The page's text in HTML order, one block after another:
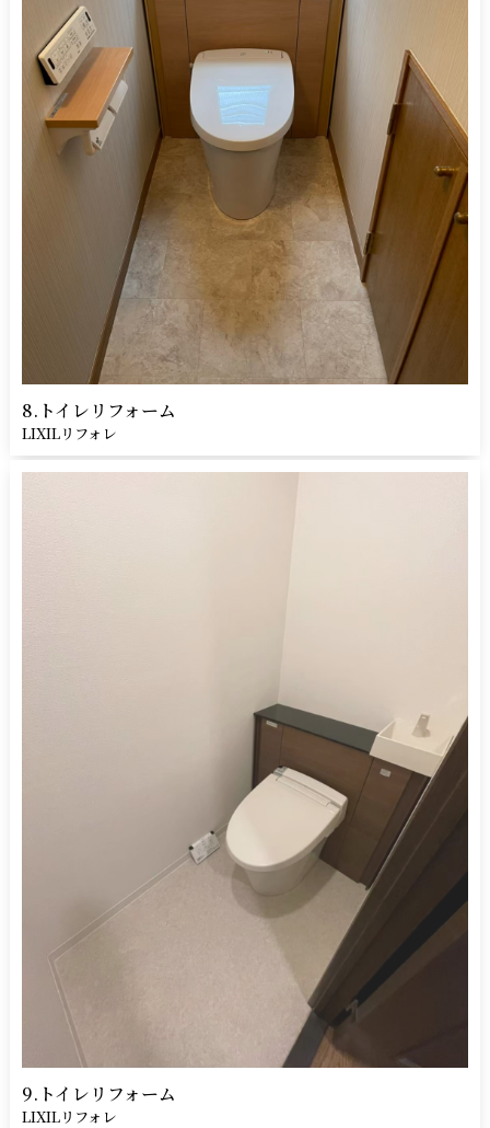
8.トイレリフォーム
LIXILリフォレ
9.トイレリフォーム
LIXILリフォレ